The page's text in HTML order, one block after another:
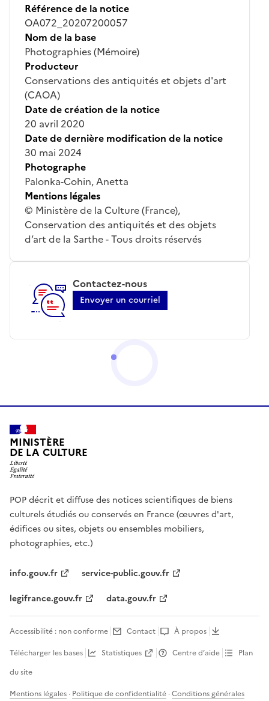
Référence de la notice
OA072_20207200057
Nom de la base
Photographies (Mémoire)
Producteur
Conservations des antiquités et objets d'art
(CAOA)
Date de création de la notice
20 avril 2020
Date de dernière modification de la notice
30 mai 2024
Photographe
Palonka-Cohin, Anetta
Mentions légales
© Ministère de la Culture (France),
Conservation des antiquités et des objets
d’art de la Sarthe - Tous droits réservés
Contactez-nous
Envoyer un courriel
MINISTÈRE
DE LA CULTURE
POP décrit et diffuse des notices scientifiques de biens
culturels étudiés ou conservés en France (œuvres d'art,
édifices ou sites, objets ou ensembles mobiliers,
photographies, etc.)
info.gouv.fr
service-public.gouv.fr
legifrance.gouv.fr
data.gouv.fr
Accessibilité : non conforme Contact
À propos
Télécharger les bases
Statistiques Centre d’aide
Plan
du site
Mentions légales · Politique de confidentialité ·Conditions générales